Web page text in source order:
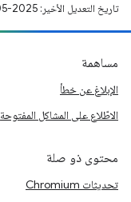
تاريخ التعديل الأخير: 2025-05-20 (حسب التوقيت العالمي المتفَّق عليه)
مساهمة
الإبلاغ عن خطأ
الاطّلاع على المشاكل المفتوحة
محتوى ذو صلة
تحديثات Chromium